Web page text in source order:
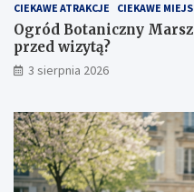
CIEKAWE ATRAKCJE CIEKAWE
Ogród Botaniczny
przed wizytą?
3 sierpnia 2026